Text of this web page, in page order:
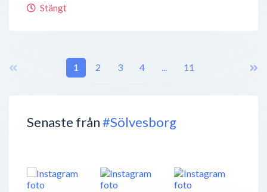
Senaste från#Sölvesborg
Stängt
1 2 3 4 ... 11